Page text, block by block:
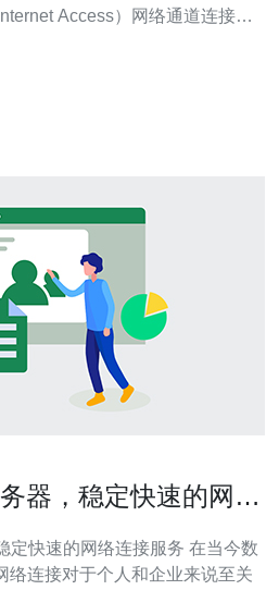
Access）网络通道连接全
器，稳定快速的网络
的网络连接服务 在当今数
络连接对于个人和企业来说至关